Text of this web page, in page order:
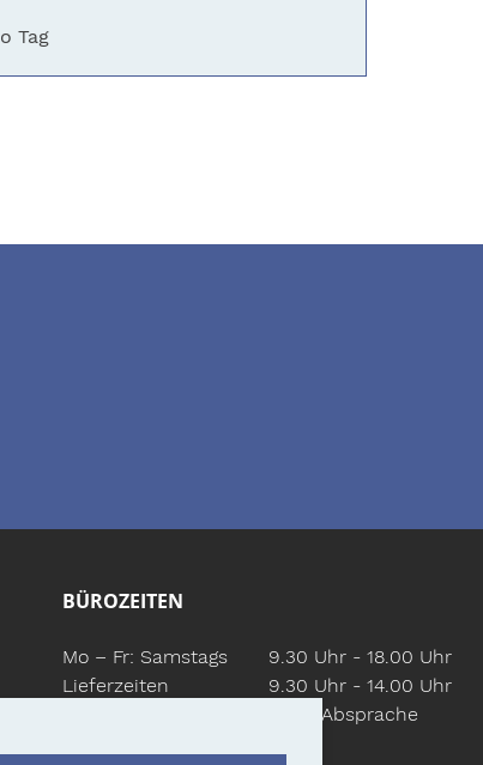
Tag
BÜROZEITEN
Mo – Fr: 9.30 Uhr - 18.00 Uhr
Samstags
9.30 Uhr - 14.00 Uhr
Lieferzeiten
Nach Absprache